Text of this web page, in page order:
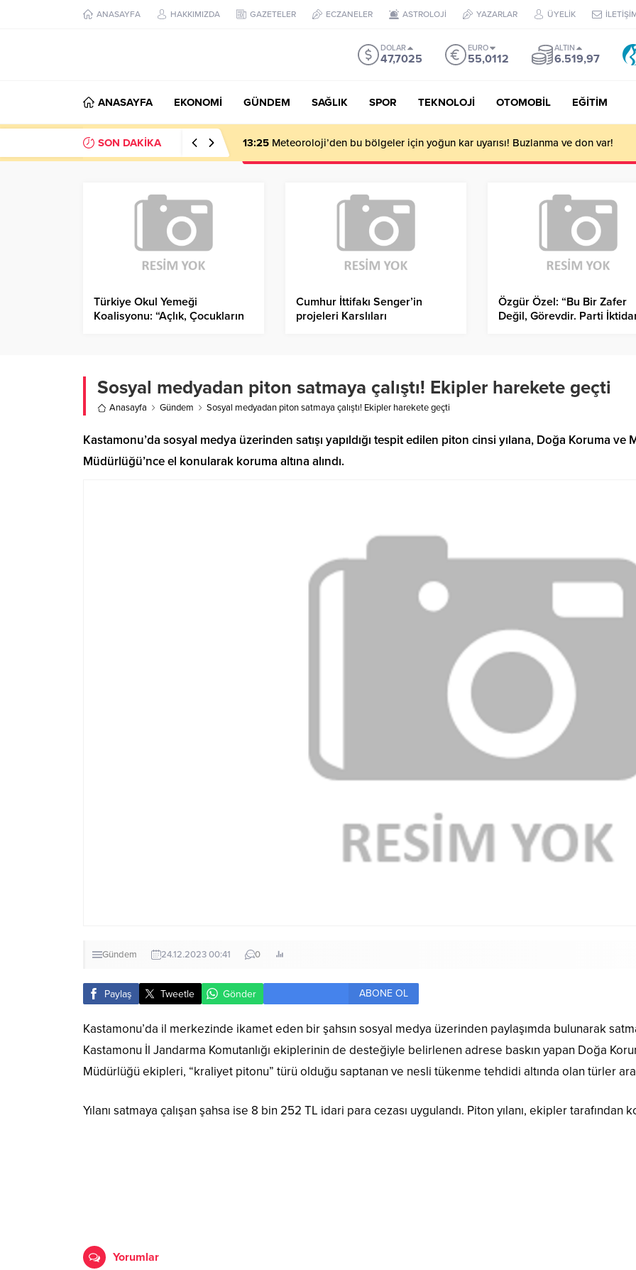
ANASAYFA HAKKIMIZDA GAZETELER ECZANELER ASTROLOJİ YAZARLAR ÜYELİK
DOLAR
47,7025
EURO
55,0112
ALTIN
6.519,97
ANASAYFA EKONOMİ GÜNDEM SAĞLIK SPOR TEKNOLOJİ OTOMOBİL EĞİTİM
SON DAKİKA 13:25 Meteoroloji’den bu bölgeler için yoğun kar uyarısı! Buzlanma ve don var!
Türkiye Okul Yemeği
Koalisyonu: “Açlık, Çocukların
Cumhur İttifakı Senger’in
projeleri Karslıları
Özgür Özel: “Bu Bir Zafer
Değil, Görevdir. Parti
Sosyal medyadan piton satmaya çalıştı! Ekipler harekete geçti
Anasayfa Gündem Sosyal medyadan piton satmaya çalıştı! Ekipler harekete geçti
Kastamonu’da sosyal medya üzerinden satışı yapıldığı tespit edilen piton cinsi yılana, Doğa Koruma
Müdürlüğü’nce el konularak koruma altına alındı.
Gündem 24.12.2023 00:41 0
Paylaş Tweetle Gönder ABONE OL
Kastamonu’da il merkezinde ikamet eden bir şahsın sosyal medya üzerinden paylaşımda bulunarak
Kastamonu İl Jandarma Komutanlığı ekiplerinin de desteğiyle belirlenen adrese baskın yapan Doğa
Müdürlüğü ekipleri, “kraliyet pitonu” türü olduğu saptanan ve nesli tükenme tehdidi altında olan türler
Yılanı satmaya çalışan şahsa ise 8 bin 252 TL idari para cezası uygulandı. Piton yılanı, ekipler tarafından
Yorumlar